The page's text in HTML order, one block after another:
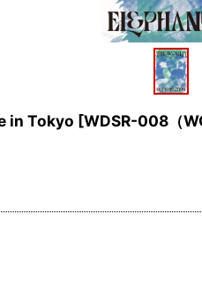
in Tokyo [WDSR-008（